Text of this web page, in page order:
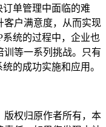
订单管理中面临的难
客户满意度，从而实现
统的过程中，企业也
训等一系列挑战。只有
的成功实施和应用。
版权归原作者所有，本